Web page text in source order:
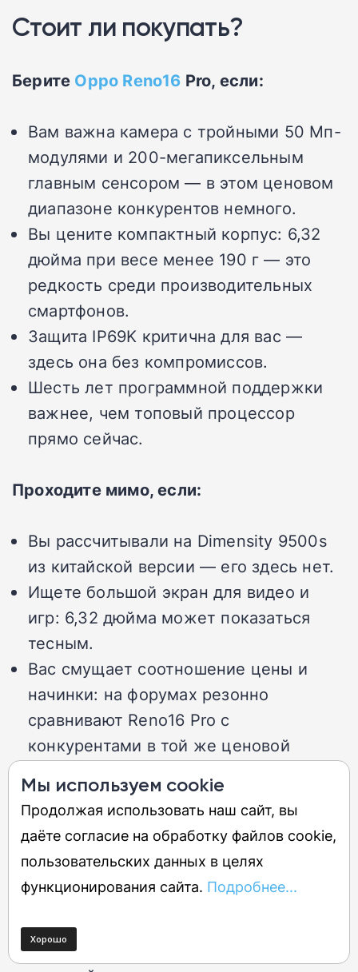
Стоит ли покупать?
Берите Oppo Reno16 Pro, если:
Вам важна камера с тройными 50 Мп-
модулями и 200-мегапиксельным
главным сенсором — в этом ценовом
диапазоне конкурентов немного.
Вы цените компактный корпус: 6,32
дюйма при весе менее 190 г — это
редкость среди производительных
смартфонов.
Защита IP69K критична для вас —
здесь она без компромиссов.
Шесть лет программной поддержки
важнее, чем топовый процессор
прямо сейчас.
Проходите мимо, если:
Вы рассчитывали на Dimensity 9500s
из китайской версии — его здесь нет.
Ищете большой экран для видео и
игр: 6,32 дюйма может показаться
тесным.
Вас смущает соотношение цены и
начинки: на форумах резонно
сравнивают Reno16 Pro с
конкурентами в той же ценовой
пользу Oppo.
Плюсы
Тройная камера: 200 Мп + 50 Мп
ультраширик + 50 Мп телевик с OIS
Защита IP66/IP68/IP69/IP69K — самый
Мы используем cookie
Продолжая использовать наш сайт, вы
даёте согласие на обработку файлов cookie,
пользовательских данных в целях
функционирования сайта. Подробнее...